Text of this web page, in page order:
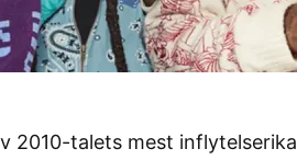
2010-talets mest